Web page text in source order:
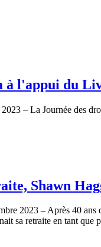
l'appui du
– La Journée des
Shawn
2023 – Après 40 ans
sa retraite en tant que